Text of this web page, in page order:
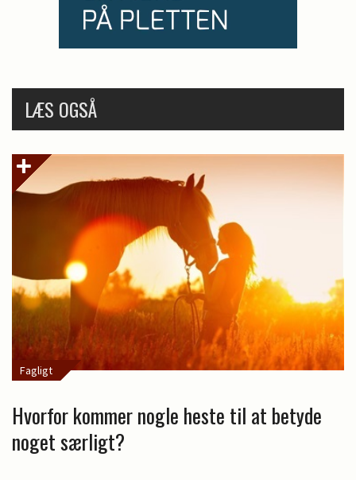
LÆS OGSÅ
Fagligt
Hvorfor kommer nogle heste til at betyde
noget særligt?